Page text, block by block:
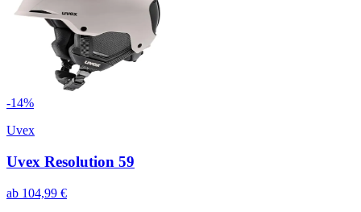
-14%
Uvex
Uvex Resolution 59
ab 104,99 €